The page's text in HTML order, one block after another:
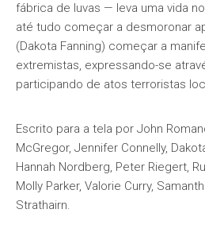
fábrica de luvas — leva uma vida
até tudo começar a desmoronar
(Dakota Fanning) começar a
extremistas, expressando-se
participando de atos terroristas
Escrito para a tela por John
McGregor, Jennifer Connelly,
Hannah Nordberg, Peter Riegert,
Molly Parker, Valorie Curry,
Strathairn.